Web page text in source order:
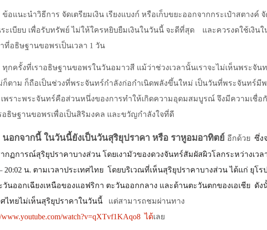
ข้อแนะนำวิธีการ จัดเตรียมเงิน เรียงแบงก์ หรือเก็บขยะออกจากกระเป๋าสตางค์
ระเบียบ เพื่อรับทรัพย์ ไม่ให้ใครหยิบยืมเงินในวันนี้ จะดีที่สุด
และควรงดใช้เงินใ
าที่อธิษฐานขอพรเป็นเวลา 1 วัน
ทุกครั้งที่เราอธิษฐานขอพรในวันอมาวสี แม้ว่าช่วงเวลานั้นเราจะไม่เห็นพระจัน
ก็ตาม ก็ถือเป็นช่วงที่พระจันทร์กำลังก่อกำเนิดพลังขึ้นใหม่ เป็นวันที่พระจันทร์มี
พราะพระจันทร์คือส่วนหนึ่งของการทำให้เกิดความอุดมสมบูรณ์ จึงมีความเชื่อ
อธิษฐานขอพรเพื่อเป็นสิริมงคล และขวัญกำลังใจที่ดี
นอกจากนี้ ในวันนี้ยังเป็นวันสุริยุปราคา หรือ ราหูอมอาทิตย์ อีกด้วย ซึ่ง
ากฏการณ์​สุริยุปราคาบางส่วน โดยเงามัวของดวงจันทร์สัมผัสผิวโลกระหว่างเวล
20:02 น. ตามเวลาประเทศไทย โดยบริเวณที่เห็นสุริยุปราคาบางส่วน ได้แก่ ยุโรป
วันออกเฉียงเหนือของแอฟริกา ตะวันออกกลาง และด้านตะวันตกของเอเชีย ดัง
ศไทยไม่เห็นสุริยุปราคาในวันนี้
แต่สามารถชมผ่านทาง
www.youtube.com/watch?v=qXTvf1KAqo8 ได้เลย